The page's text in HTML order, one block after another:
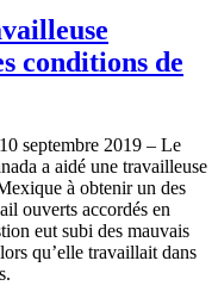
conditions de
septembre 2019 – Le
a aidé une travailleuse
à obtenir un des
ouverts accordés en
eut subi des mauvais
qu’elle travaillait dans